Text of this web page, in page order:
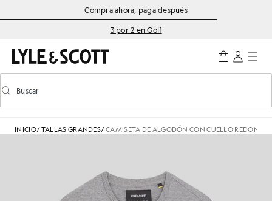
Saltar al contenido principal
Información de accesibilidadCompra ahora, paga después
3 por 2 en Golf
Activar/desactivar la búsqueda predictiva
Buscar
INICIO/TALLAS GRANDES/CAMISETA DE ALGODÓN CON CUELLO REDONDO